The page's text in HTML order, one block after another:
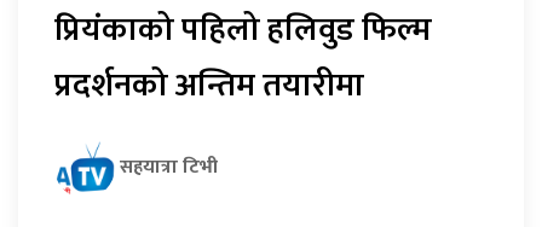
प्रियंकाको पहिलो हलिवुड फिल्म
प्रदर्शनको अन्तिम तयारीमा
सहयात्रा टिभी